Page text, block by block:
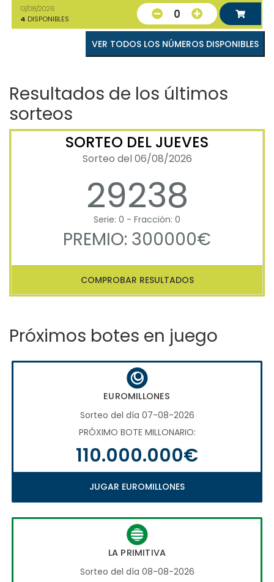
13/08/2026
4 DISPONIBLES 0
VER TODOS LOS NÚMEROS DISPONIBLES
Resultados de los últimos
sorteos
SORTEO DEL JUEVES
Sorteo del 06/08/2026
29238
Serie: 0 - Fracción: 0
PREMIO: 300000€
COMPROBAR RESULTADOS
Próximos botes en juego
EUROMILLONES
Sorteo del día 07-08-2026
PRÓXIMO BOTE MILLONARIO:
110.000.000€
JUGAR EUROMILLONES
LA PRIMITIVA
Sorteo del día 08-08-2026